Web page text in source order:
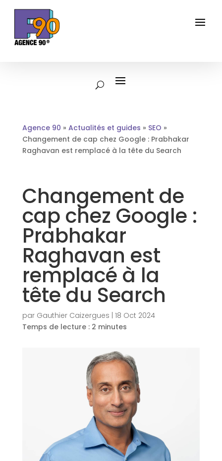
Agence 90 » Actualités et guides » SEO »
Changement de cap chez Google : Prabhakar
Raghavan est remplacé à la tête du Search
Changement de
cap chez Google :
Prabhakar
Raghavan est
remplacé à la
tête du Search
par Gauthier Caizergues 18 Oct 2024
Temps de lecture : 2 minutes